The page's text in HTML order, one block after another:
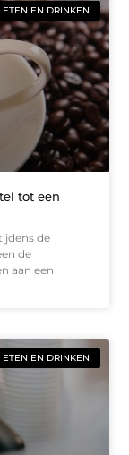
ETEN EN DRINKEN
tot een
de
de
aan een
ETEN EN DRINKEN